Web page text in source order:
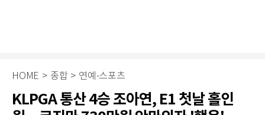
HOME > 종합 > 연예·스포츠
KLPGA 통산 4승 조아연, E1 첫날 홀인